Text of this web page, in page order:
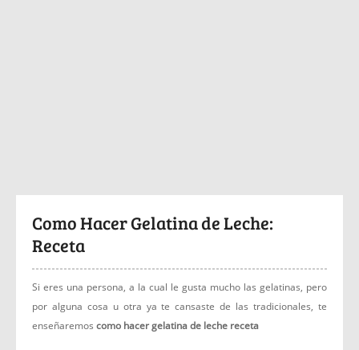
Como Hacer Gelatina de Leche:
Receta
Si eres una persona, a la cual le gusta mucho las gelatinas, pero
por alguna cosa u otra ya te cansaste de las tradicionales, te
enseñaremos como hacer gelatina de leche receta